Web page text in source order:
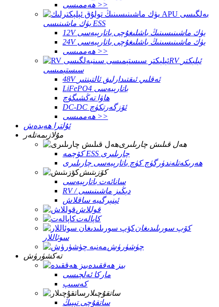
ھەممىسى >>
يۈك ماشىنىسى ESS
12V يۈك ماشىنىسىنىڭ باشلىغۇچى باتارېيەسى
24V يۈك ماشىنىسىنىڭ باشلىغۇچى باتارېيەسى
ھەممىسى >>
RV ئېلېكتر
سىستېمىسى
48V ئەقلىي ئىقتىدارلىق ئالتېنتىر
LiFePO4 باتارېيەسى
ھاۋا تەڭشىگۈچ
DC-DC ئۆزگەرتكۈچ
ھەممىسى >>
ئۇلترا ھەيدەش
مۇلازىمەتلەر
ھەل قىلىش چارىلىرى
كۆچمە ESS چارىلىرى
ھەرىكەتلەندۈرگۈچ كۈچ باتارېيەسى چارىلىرى
كۆزىتىش
سانائەت باتارېيەسى
RV / دېڭىز ماشىنىسى
ئېنېرگىيە ساقلاش
قوللاش
كاپالەت
كۆپ سورىلىدىغان
سوئاللار
چۈشۈرۈش
تەكشۈرۈش
بىز ھەققىدە
ماركا ئەلچىسى
كەسىپ
ساتقۇچىلار
ساتقۇچى تېپىڭ